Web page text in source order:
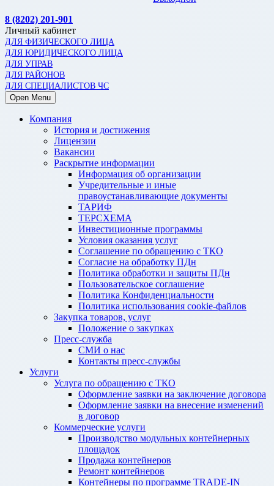
8 (8202) 201-901
Личный кабинет
ДЛЯ ФИЗИЧЕСКОГО ЛИЦА
ДЛЯ ЮРИДИЧЕСКОГО ЛИЦА
ДЛЯ УПРАВ
ДЛЯ РАЙОНОВ
ДЛЯ СПЕЦИАЛИСТОВ ЧС
Open Menu
Компания
История и достижения
Лицензии
Вакансии
Раскрытие информации
Информация об организации
Учредительные и иные
правоустанавливающие документы
ТАРИФ
ТЕРСХЕМА
Инвестиционные программы
Условия оказания услуг
Соглашение по обращению с ТКО
Согласие на обработку ПДн
Политика обработки и защиты ПДн
Пользовательское соглашение
Политика Конфиденциальности
Политика использования cookie-файлов
Закупка товаров, услуг
Положение о закупках
Пресс-служба
СМИ о нас
Контакты пресс-службы
Услуги
Услуга по обращению с ТКО
Оформление заявки на заключение договора
Оформление заявки на внесение изменений
в договор
Коммерческие услуги
Производство модульных контейнерных
площадок
Продажа контейнеров
Ремонт контейнеров
Контейнеры по программе TRADE-IN